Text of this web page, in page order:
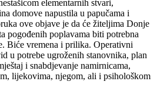
elementarnih stvari,
domove napustila u papučama i
ove objave je da će žiteljima Donje
pogođenih poplavama biti potrebna
Biće vremena i prilika. Operativni
u potrebe ugroženih stanovnika, plan
i snabdjevanje namirnicama,
lijekovima, njegom, ali i psihološkom